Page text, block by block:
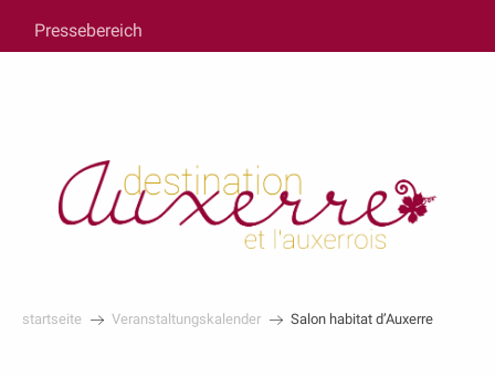
contenu
principal
Pressebereich
startseite Veranstaltungskalender Salon habitat d’Auxerre